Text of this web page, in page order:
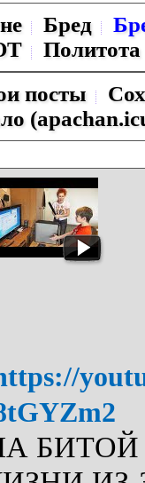
Бред
Политота
посты